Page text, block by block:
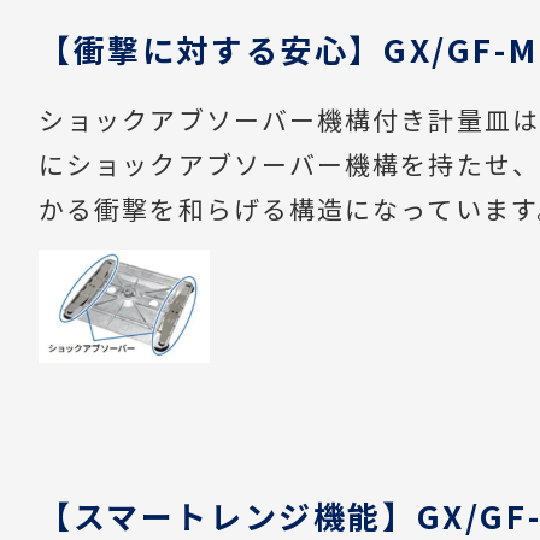
【衝撃に対する安心】GX/GF-M
ショックアブソーバー機構付き計量皿
にショックアブソーバー機構を持たせ
かる衝撃を和らげる構造になっていま
【スマートレンジ機能】GX/